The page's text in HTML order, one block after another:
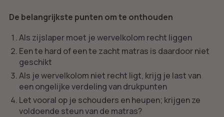
De belangrijkste punten om te onthouden
Als zijslaper moet je wervelkolom recht liggen
Een te hard of een te zacht matras is daardoor niet
geschikt
Als je wervelkolom niet recht ligt, krijg je last van
een ongelijke verdeling van drukpunten
Let vooral op je schouders en heupen; krijgen ze
voldoende steun van de matras?